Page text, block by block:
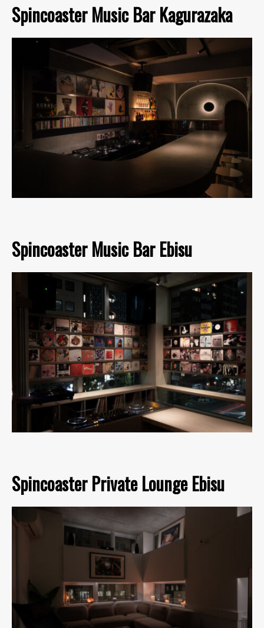
Spincoaster Music Bar Kagurazaka
Spincoaster Music Bar Ebisu
Spincoaster Private Lounge Ebisu